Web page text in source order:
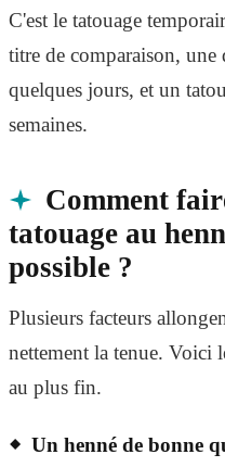
C'est le tatouage
titre de comparaison, une
quelques jours, et un
semaines.
Comment
tatouage au
possible ?
Plusieurs facteurs
nettement la tenue. Voici
au plus fin.
Un henné de bonne